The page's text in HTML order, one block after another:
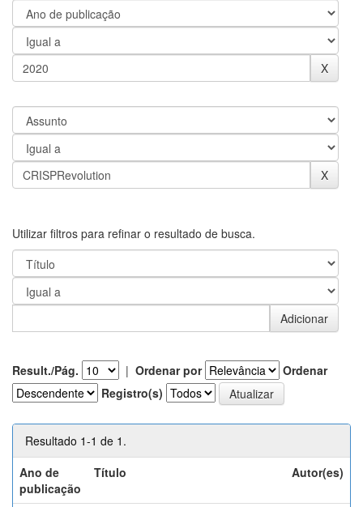
Utilizar filtros para refinar o resultado de busca.
Result./Pág. | Ordenar por
Ordenar
Registro(s)
Resultado 1-1 de 1.
Ano de
publicação
Título Autor(es)